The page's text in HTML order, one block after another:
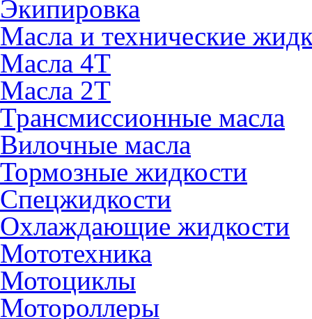
Экипировка
Масла и технические
Масла 4Т
Масла 2Т
Трансмиссионные масла
Вилочные масла
Тормозные жидкости
Спецжидкости
Охлаждающие жидкости
Мототехника
Мотоциклы
Мотороллеры